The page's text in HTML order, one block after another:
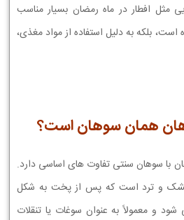
مثل افطار در ماه رمضان بسیار مناسب
بلکه به دلیل استفاده از مواد مغذی،
همان سوهان است؟
با سوهان سنتی تفاوت های اساسی دارد.
و ترد است که پس از پخت به شکل
و معمولاً به عنوان سوغات یا تنقلات